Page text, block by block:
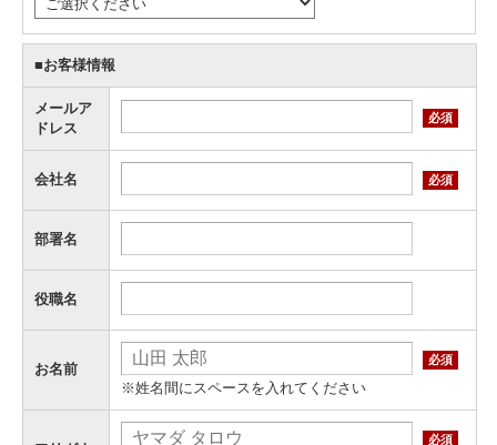
■お客様情報
メールア
ドレス
必須
会社名 必須
部署名
役職名
お名前
必須
※姓名間にスペースを入れてください
必須